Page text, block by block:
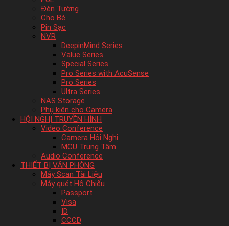
Đèn Tường
Cho Bé
Pin Sạc
NVR
DeepinMind Series
Value Series
Special Series
Pro Series with AcuSense
Pro Series
Ultra Series
NAS Storage
Phụ kiên cho Camera
HỘI NGHỊ TRUYỀN HÌNH
Video Conference
Camera Hội Nghị
MCU Trung Tâm
Audio Conference
THIẾT BỊ VĂN PHÒNG
Máy Scan Tài Liệu
Máy quét Hộ Chiếu
Passport
Visa
ID
CCCD